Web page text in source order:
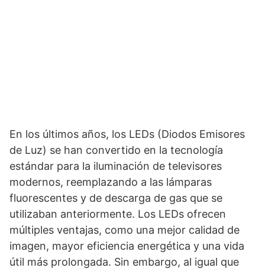
En los últimos años, los LEDs (Diodos Emisores
de Luz) se han convertido en la tecnología
estándar para la iluminación de televisores
modernos, reemplazando a las lámparas
fluorescentes y de descarga de gas que se
utilizaban anteriormente. Los LEDs ofrecen
múltiples ventajas, como una mejor calidad de
imagen, mayor eficiencia energética y una vida
útil más prolongada. Sin embargo, al igual que